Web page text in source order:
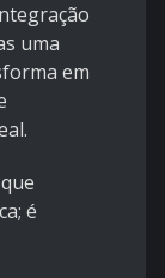
uma
em
é